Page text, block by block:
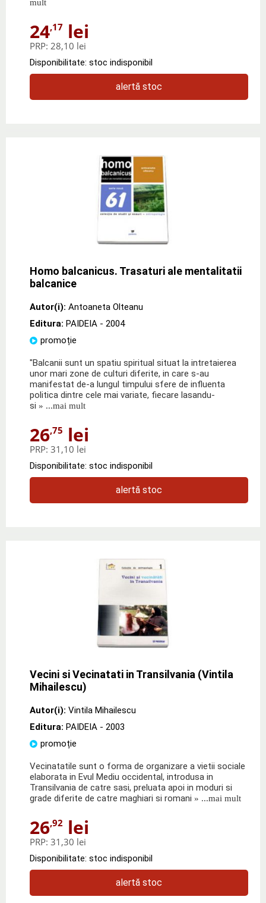
mult
24,17 lei
PRP: 28,10 lei
Disponibilitate: stoc indisponibil
alertă stoc
Homo balcanicus. Trasaturi ale mentalitatii
balcanice
Autor(i): Antoaneta Olteanu
Editura: PAIDEIA - 2004
promoție
"Balcanii sunt un spatiu spiritual situat la intretaierea
unor mari zone de culturi diferite, in care s-au
manifestat de-a lungul timpului sfere de influenta
politica dintre cele mai variate, fiecare lasandu-
si » ...mai mult
26,75 lei
PRP: 31,10 lei
Disponibilitate: stoc indisponibil
alertă stoc
Vecini si Vecinatati in Transilvania (Vintila
Mihailescu)
Autor(i): Vintila Mihailescu
Editura: PAIDEIA - 2003
promoție
Vecinatatile sunt o forma de organizare a vietii sociale
elaborata in Evul Mediu occidental, introdusa in
Transilvania de catre sasi, preluata apoi in moduri si
grade diferite de catre maghiari si romani » ...mai mult
26,92 lei
PRP: 31,30 lei
Disponibilitate: stoc indisponibil
alertă stoc